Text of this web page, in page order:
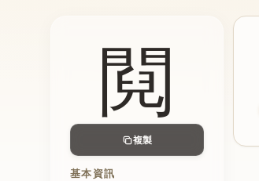
䦧
複製
基本資訊